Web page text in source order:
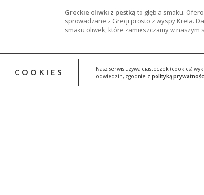
COOKIES
Nasz serwis używa ciasteczek (cookies)
odwiedzin, zgodnie z polityką
Greckie oliwki z pestką to głębia smaku.
sprowadzane z Grecji prosto z wyspy Kreta.
smaku oliwek, które zamieszczamy w naszym